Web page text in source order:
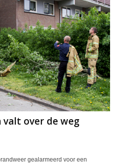
over de weg
gealarmeerd voor een